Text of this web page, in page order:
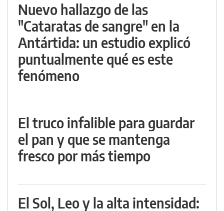
Nuevo hallazgo de las
"Cataratas de sangre" en la
Antártida: un estudio explicó
puntualmente qué es este
fenómeno
El truco infalible para guardar
el pan y que se mantenga
fresco por más tiempo
El Sol, Leo y la alta intensidad: